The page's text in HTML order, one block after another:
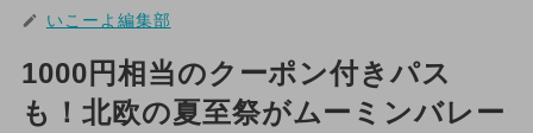
いこーよ編集部
1000円相当のクーポン付きパス
も！北欧の夏至祭がムーミンバレー